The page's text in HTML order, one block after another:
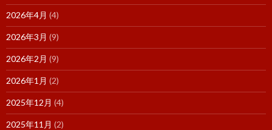
2026年4月 (4)
2026年3月 (9)
2026年2月 (9)
2026年1月 (2)
2025年12月 (4)
2025年11月 (2)